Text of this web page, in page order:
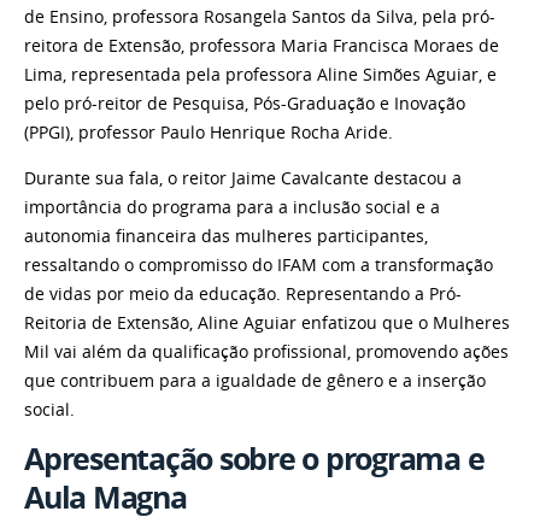
de Ensino, professora Rosangela Santos da Silva, pela pró-
reitora de Extensão, professora Maria Francisca Moraes de
Lima, representada pela professora Aline Simões Aguiar, e
pelo pró-reitor de Pesquisa, Pós-Graduação e Inovação
(PPGI), professor Paulo Henrique Rocha Aride.
Durante sua fala, o reitor Jaime Cavalcante destacou a
importância do programa para a inclusão social e a
autonomia financeira das mulheres participantes,
ressaltando o compromisso do IFAM com a transformação
de vidas por meio da educação. Representando a Pró-
Reitoria de Extensão, Aline Aguiar enfatizou que o Mulheres
Mil vai além da qualificação profissional, promovendo ações
que contribuem para a igualdade de gênero e a inserção
social.
Apresentação sobre o programa e
Aula Magna